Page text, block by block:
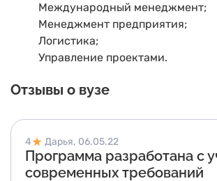
Международный менеджмент;
Менеджмент предприятия;
Логистика;
Управление проектами.
Отзывы о вузе
4 06.05.22
Дарья,
Программа разработана с
современных требований